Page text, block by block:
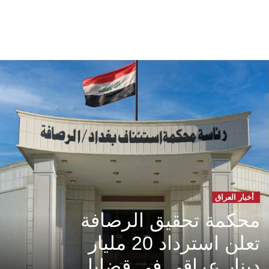
أخبار العراق
محكمة تحقيق الرصافة
تعلن استرداد 20 مليار